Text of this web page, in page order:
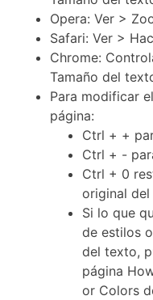
Opera: Ver >
Safari: Ver >
Chrome:
Tamaño del
Para modificar
página:
Ctrl + +
Ctrl + -
Ctrl + 0
original
Si lo que
de estilos
del texto,
página
or Colors